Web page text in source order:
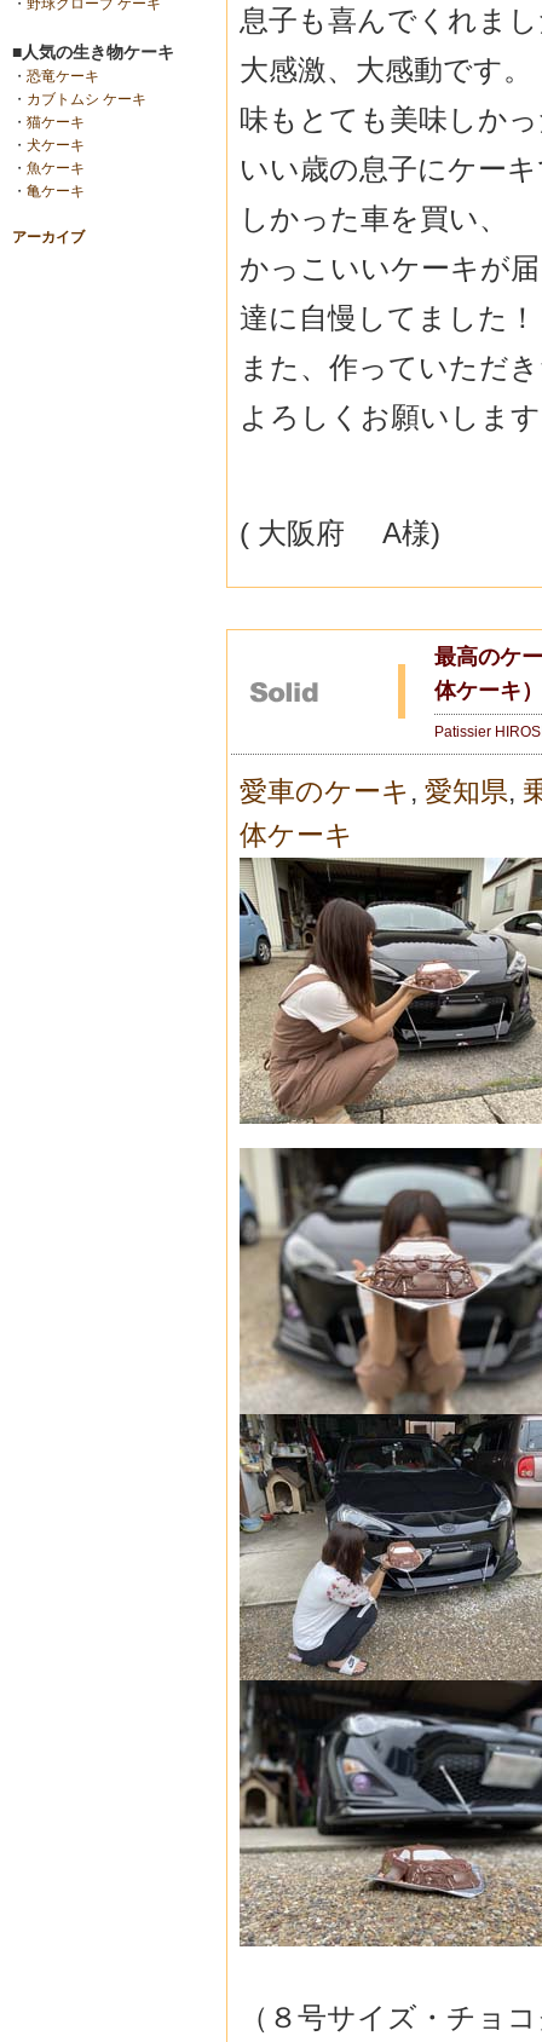
・ 野球グローブ ケーキ
■人気の生き物ケーキ
・ 恐竜ケーキ
・ カブトムシ ケーキ
・ 猫ケーキ
・ 犬ケーキ
・ 魚ケーキ
・ 亀ケーキ
アーカイブ
息子も喜んでくれま
大感激、大感動です。
味もとても美味しか
いい歳の息子にケー
しかった車を買い、
かっこいいケーキが
達に自慢してました！
また、作っていただ
よろしくお願いしま
( 大阪府 A様)
最高のケ
体ケーキ）
Patissier
愛車のケーキ , 愛知県,
体ケーキ
（８号サイズ・チョ